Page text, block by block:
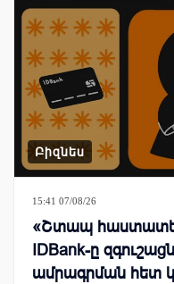
Բիզնես
15:41 07/08/26
«Շտապ
IDBank-ը
ամրագրման հետ